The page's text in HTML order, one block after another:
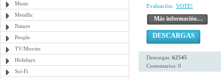
Music
Metallic
Nature
People
TV/Movies
Holidays
Sci-Fi
Evaluación: VOTE!
Más información…
DESCARGAS
Descargas: 62545
Comentarios: 0